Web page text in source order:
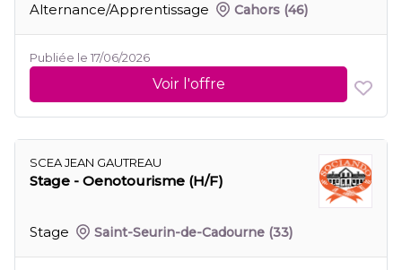
Alternance/Apprentissage Cahors (46)
Publiée le 17/06/2026
Voir l'offre
SCEA JEAN GAUTREAU
Stage - Oenotourisme (H/F)
Stage Saint-Seurin-de-Cadourne (33)